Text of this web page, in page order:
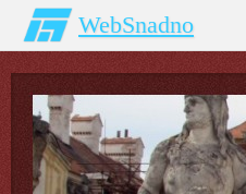
WebSnadno